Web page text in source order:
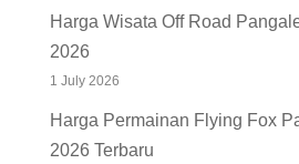
Harga Wisata Off Road
2026
1 July 2026
Harga Permainan Flying Fox
2026 Terbaru